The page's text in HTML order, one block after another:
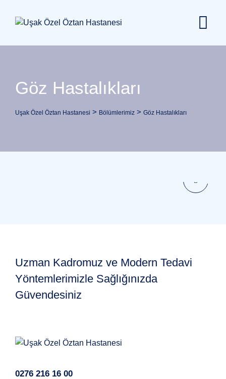
Göz Hastalıkları
Uşak Özel Öztan Hastanesi > Bölümlerimiz > Göz Hastalıkları
Uzman Kadromuz ve Modern Tedavi
Yöntemlerimizle Sağlığınızda
Güvendesiniz
0276 216 16 00